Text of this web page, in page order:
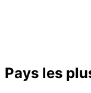
Pays les